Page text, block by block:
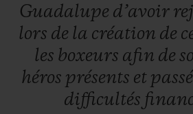
privée donnée par un
du WBC. Par ailleurs, des
tels que le dernier gant
Floyd Mayweather et
club de golf signé par
Guadalupe d’avoir
lors de la création de
les boxeurs afin de
héros présents et
difficultés